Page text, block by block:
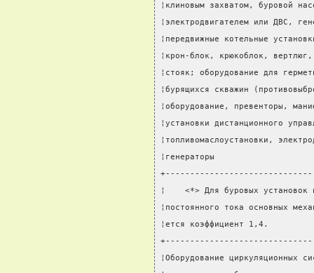
¦клиновым захватом,
¦электродвигателем или
¦передвижные котельные
¦крон-блок, крюкоблок,
¦стояк; оборудование для
¦бурящихся скважин
¦оборудование,
¦установки
¦топливомаслоустановки,
¦генераторы
¦    <*> Для буровых установок
¦постоянного тока основных
¦ется коэффициент
¦Оборудование